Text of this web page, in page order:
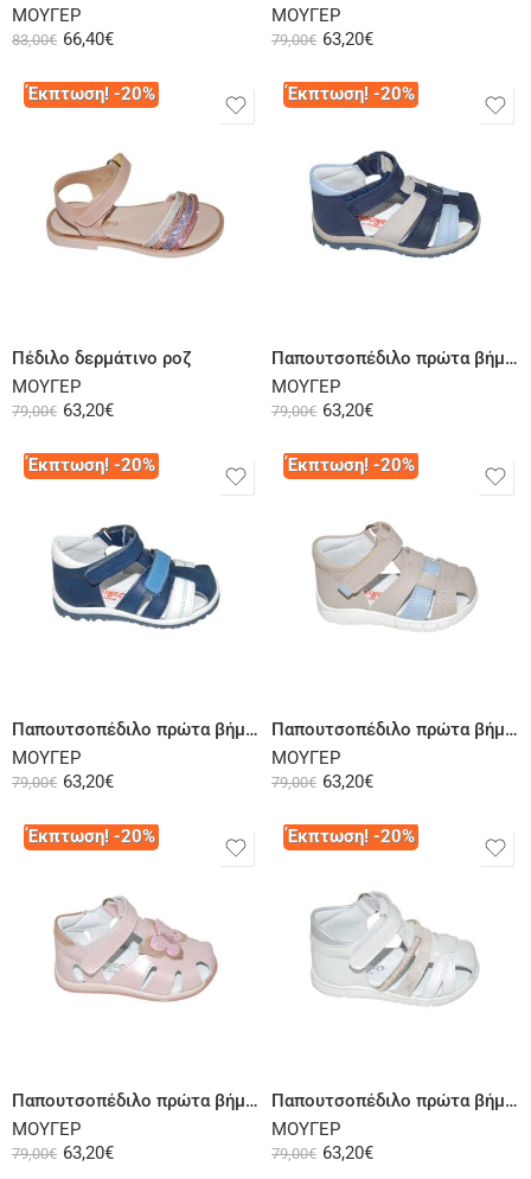
ΜΟΥΓΕΡ
83,00€ 66,40€
ΜΟΥΓΕΡ
79,00€ 63,20€
Έκπτωση! -20%
Πέδιλο δερμάτινο ροζ
ΜΟΥΓΕΡ
79,00€ 63,20€
Έκπτωση! -20%
Παπουτσοπέδιλο πρώτα βήματα δερμάτινο μπλε
ΜΟΥΓΕΡ
79,00€ 63,20€
Έκπτωση! -20%
Παπουτσοπέδιλο πρώτα βήματα δερμάτινο μπλε λευκό
ΜΟΥΓΕΡ
79,00€ 63,20€
Έκπτωση! -20%
Παπουτσοπέδιλο πρώτα βήματα δερμάτινο μπεζ σιέλ
ΜΟΥΓΕΡ
79,00€ 63,20€
Έκπτωση! -20%
Παπουτσοπέδιλο πρώτα βήματα δερμάτινο ροζ
ΜΟΥΓΕΡ
79,00€ 63,20€
Έκπτωση! -20%
Παπουτσοπέδιλο πρώτα βήματα δερμάτινο λευκό χρυσό
ΜΟΥΓΕΡ
79,00€ 63,20€